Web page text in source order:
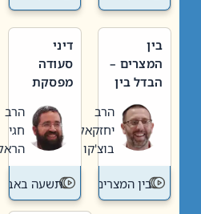
בין
המצרים –
הבדל בין
חדשה
לישנה
הרב
יחזקאל
בוצ'קו
בין המצרים
דיני
סעודה
מפסקת
תשעה
באב
הרב
חגי
הראל
תשעה באב